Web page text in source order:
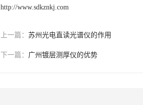
http://www.sdkznkj.com
上一篇： 苏州光电直读光谱仪的作用
下一篇： 广州镀层测厚仪的优势